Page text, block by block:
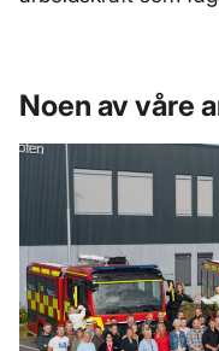
Noen av våre